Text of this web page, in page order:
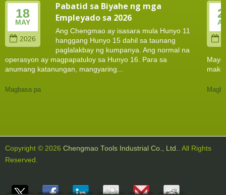
18
MAY
2026
Pabatid sa Biyahe ng mga
Empleyado sa 2026
Ang Chengmao ay isasara mula Hunyo 11
hanggang Hunyo 15 dahil sa taunang
paglalakbay ng kumpanya. Ang normal na
operasyon ay magpapatuloy sa Hunyo 16. Para sa
anumang katanungan, mangyaring...
Magbasa pa
Copyright © 2026 Chengmao Tools Industrial Co., Ltd.. All Rights
Reserved.